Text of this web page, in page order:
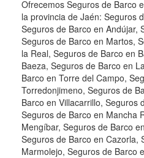
Ofrecemos Seguros de Barco
la provincia de Jaén: Seguros
Seguros de Barco en Andújar,
Seguros de Barco en Martos,
la Real, Seguros de Barco en
Baeza, Seguros de Barco en
Barco en Torre del Campo,
Torredonjimeno, Seguros de
Barco en Villacarrillo, Seguros
Seguros de Barco en Mancha
Mengíbar, Seguros de Barco
Seguros de Barco en Cazorla,
Marmolejo, Seguros de Barco